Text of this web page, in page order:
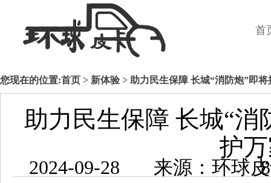
首
您现在的位置:首页 > 新体验 > 助力民生保障 长城“消防炮”即
助力民生保障 长城“消
护
2024-09-